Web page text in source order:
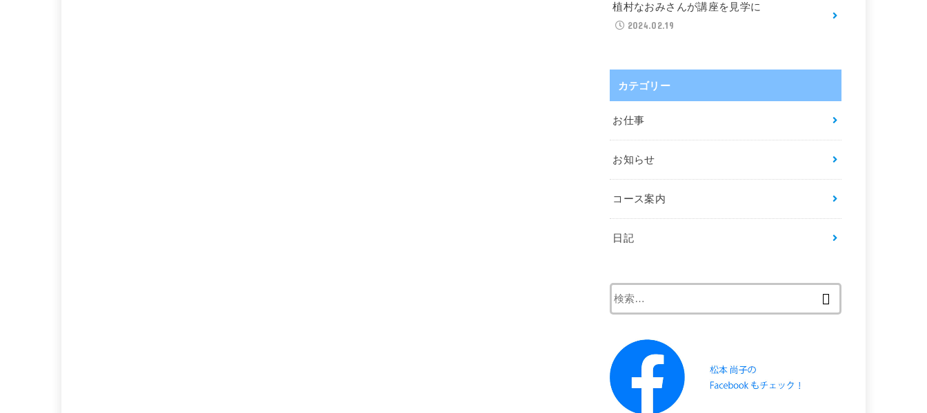
植村なおみさんが講座を見学に
2024.02.19
カテゴリー
お仕事
お知らせ
コース案内
日記